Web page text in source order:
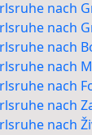
nach
nach
nach
nach
nach
nach
nach